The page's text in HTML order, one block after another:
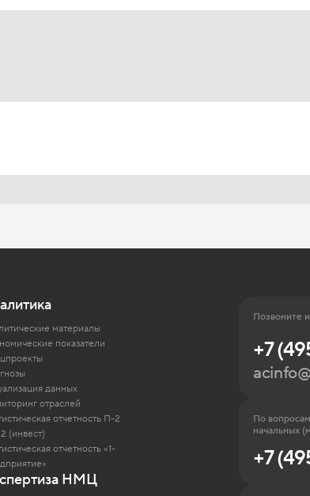
материалы
показатели
данных
отраслей
отчетность П-2
(инвест)
отчетность «1-
НМЦ
Позвоните
+7
По
начальных
+7